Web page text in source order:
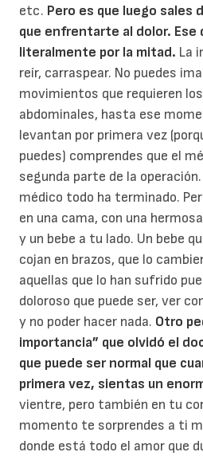
etc. Pero es que luego sales
que enfrentarte al dolor. Ese
literalmente por la mitad. La
reír, carraspear. No puedes
movimientos que requieren
abdominales, hasta ese
levantan por primera vez
puedes) comprendes que el
segunda parte de la
médico todo ha terminado.
en una cama, con una
y un bebe a tu lado. Un bebe
cojan en brazos, que lo
aquellas que lo han sufrido
doloroso que puede ser, ver
y no poder hacer nada. Otro
importancia” que olvidó el
que puede ser normal que
primera vez, sientas un
vientre, pero también en tu
momento te sorprendes a ti
donde está todo el amor que